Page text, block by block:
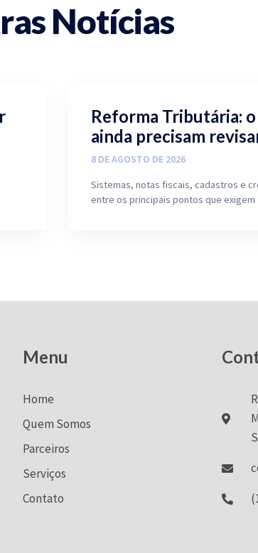
Notícias
Reforma Tributária:
ainda precisam
8 DE AGOSTO DE 2026
Sistemas, notas fiscais, cadastros e
entre os principais pontos que exigem
Menu
Home
Quem Somos
Parceiros
Serviços
Contato